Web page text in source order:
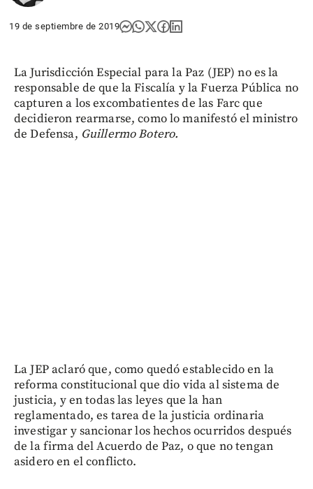
19 de septiembre de 2019
La Jurisdicción Especial para la Paz (JEP) no es la
responsable de que la Fiscalía y la Fuerza Pública no
capturen a los excombatientes de las Farc que
decidieron rearmarse, como lo manifestó el ministro
de Defensa, Guillermo Botero.
La JEP aclaró que, como quedó establecido en la
reforma constitucional que dio vida al sistema de
justicia, y en todas las leyes que la han
reglamentado, es tarea de la justicia ordinaria
investigar y sancionar los hechos ocurridos después
de la firma del Acuerdo de Paz, o que no tengan
asidero en el conflicto.